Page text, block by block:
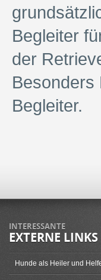
Begleiter
der
Besonders
Begleiter.
INTERESSANTE
EXTERNE LINKS
Hunde als Heiler und